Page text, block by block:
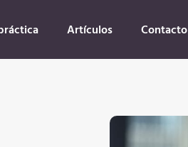
Artículos Contacto